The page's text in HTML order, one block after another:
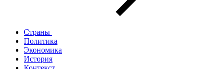
Страны
Политика
Экономика
История